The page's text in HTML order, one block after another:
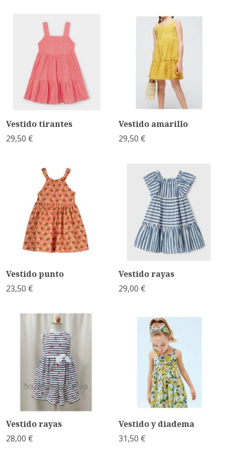
Vestido tirantes
29,50 €
Vestido amarillo
29,50 €
Vestido punto
23,50 €
Vestido rayas
29,00 €
Vestido rayas
28,00 €
Vestido y diadema
31,50 €